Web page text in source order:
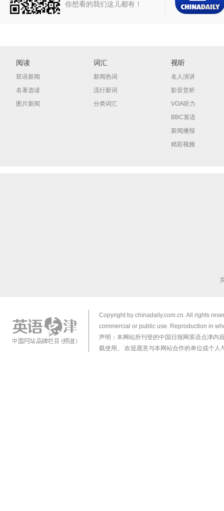
你想看的我们这儿都有！
阅读
双语新闻
名著选读
图片新闻
词汇
新闻热词
流行新词
分类词汇
视听
名人演讲
影音赏析
VOA听力
BBC英语
新闻播报
精彩视频
Copyright by chinadaily.com.cn. All rights
commercial or public use. Reproduction in
声明：本网站所刊登的中国日报网英语点津内
载使用。 欢迎愿意与本网站合作的单位或个人